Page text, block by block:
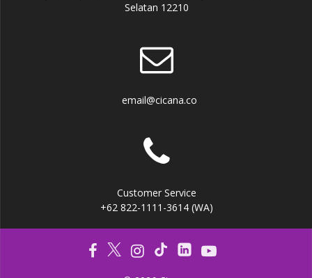
Selatan 12210
email@cicana.co
Customer Service
+62 822-1111-3614 (WA)